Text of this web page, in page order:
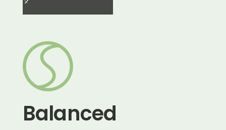
Balanced